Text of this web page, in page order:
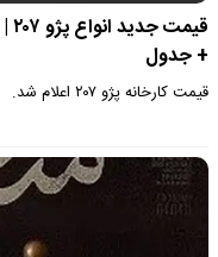
+ جدول
قیمت کارخانه پژو ۲۰۷ اعلام شد.